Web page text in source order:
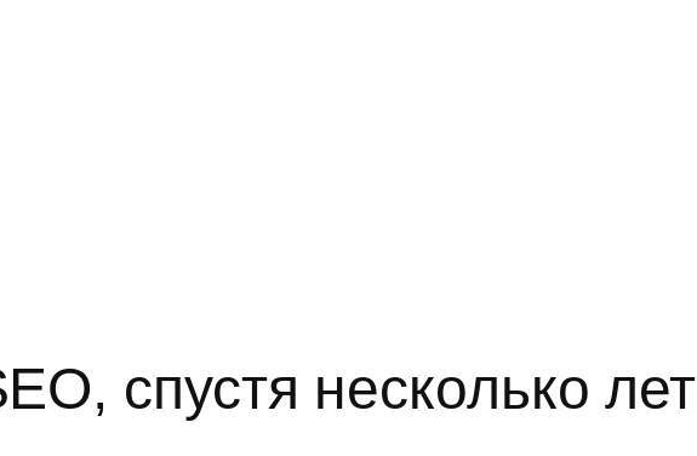
спустя несколько лет